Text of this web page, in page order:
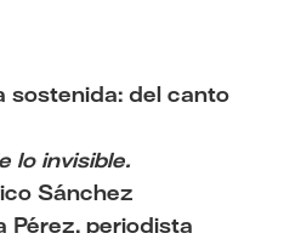
sostenida: del canto
lo invisible.
Sánchez
Pérez, periodista